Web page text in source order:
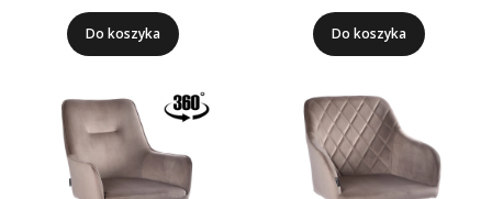
Do koszyka Do koszyka